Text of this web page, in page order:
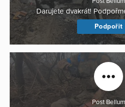
Darujete dvakrát!
Podpořit
Post Bellum